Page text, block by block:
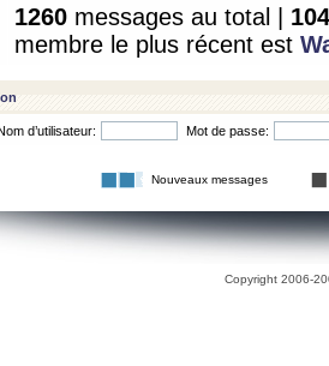
1260 messages au total | 104
membre le plus récent est
d’utilisateur: Mot de passe:
Nouveaux messages
Copyright 2006-